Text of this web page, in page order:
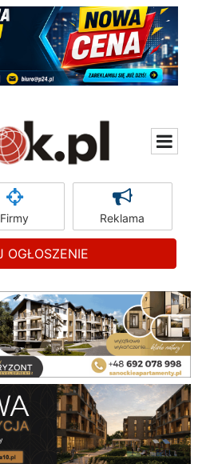
Firmy Reklama